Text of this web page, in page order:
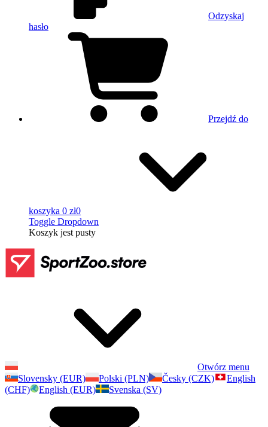
Odzyskaj
hasło
Przejdź do
koszyka 0 zł0
Toggle Dropdown
Koszyk jest pusty
Otwórz menu
Slovensky (EUR)
Polski (PLN) Česky (CZK)
English
(CHF)
English (EUR) Svenska (SV)